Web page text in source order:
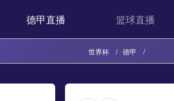
德甲直播 篮球直播
世界杯 德甲